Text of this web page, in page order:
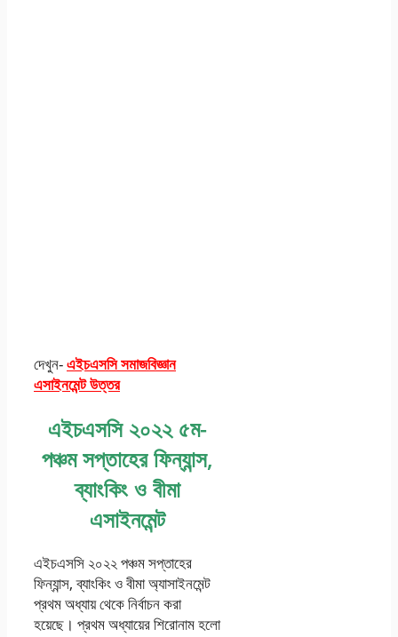
দেখুন-এইচএসসি সমাজবিজ্ঞান
এসাইনমেন্ট উত্তর
এইচএসসি ২০২২ ৫ম-
পঞ্চম সপ্তাহের ফিন্যান্স,
ব্যাংকিং ও বীমা
এসাইনমেন্ট
এইচএসসি ২০২২ পঞ্চম সপ্তাহের
ফিন্যান্স, ব্যাংকিং ও বীমা অ্যাসাইনমেন্ট
প্রথম অধ্যায় থেকে নির্বাচন করা
হয়েছে। প্রথম অধ্যায়ের শিরোনাম হলো